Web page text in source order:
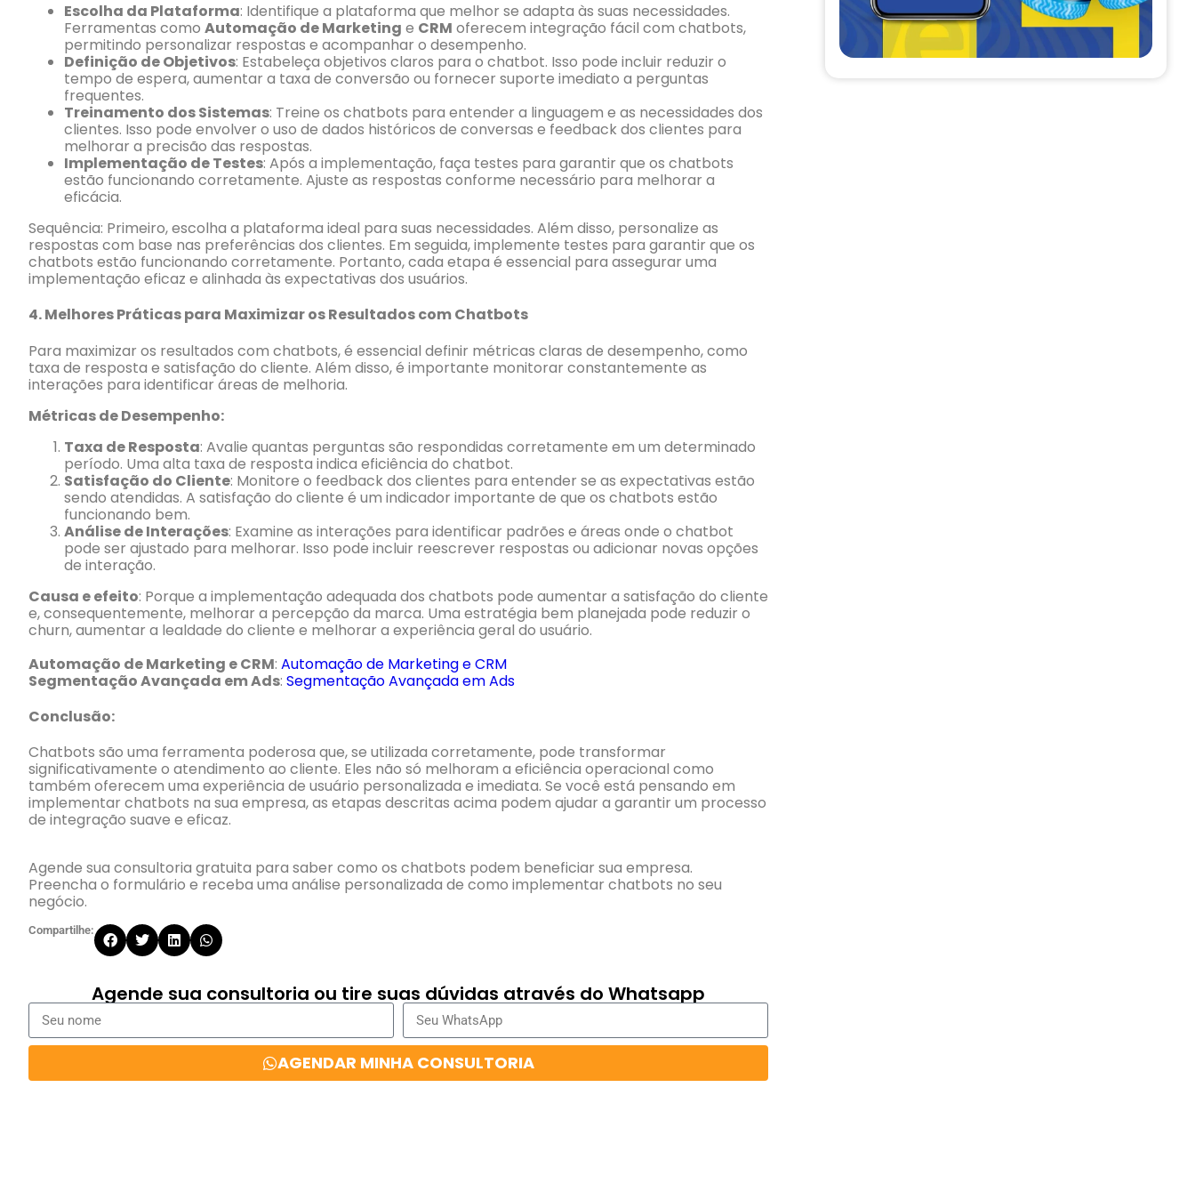
Escolha da Plataforma: Identifique a plataforma que melhor se adapta às suas necessidades.
Ferramentas como Automação de Marketing e CRM oferecem integração fácil com chatbots,
permitindo personalizar respostas e acompanhar o desempenho.
Definição de Objetivos: Estabeleça objetivos claros para o chatbot. Isso pode incluir reduzir o
tempo de espera, aumentar a taxa de conversão ou fornecer suporte imediato a perguntas
frequentes.
Treinamento dos Sistemas: Treine os chatbots para entender a linguagem e as necessidades dos
clientes. Isso pode envolver o uso de dados históricos de conversas e feedback dos clientes para
melhorar a precisão das respostas.
Implementação de Testes: Após a implementação, faça testes para garantir que os chatbots
estão funcionando corretamente. Ajuste as respostas conforme necessário para melhorar a
eficácia.
Sequência: Primeiro, escolha a plataforma ideal para suas necessidades. Além disso, personalize as
respostas com base nas preferências dos clientes. Em seguida, implemente testes para garantir que os
chatbots estão funcionando corretamente. Portanto, cada etapa é essencial para assegurar uma
implementação eficaz e alinhada às expectativas dos usuários.
4.Melhores Práticas para Maximizar os Resultados com Chatbots
Para maximizar os resultados com chatbots, é essencial definir métricas claras de desempenho, como
taxa de resposta e satisfação do cliente. Além disso, é importante monitorar constantemente as
interações para identificar áreas de melhoria.
Métricas de Desempenho:
Taxa de Resposta: Avalie quantas perguntas são respondidas corretamente em um determinado
período. Uma alta taxa de resposta indica eficiência do chatbot.
Satisfação do Cliente: Monitore o feedback dos clientes para entender se as expectativas estão
sendo atendidas. A satisfação do cliente é um indicador importante de que os chatbots estão
funcionando bem.
Análise de Interações: Examine as interações para identificar padrões e áreas onde o chatbot
pode ser ajustado para melhorar. Isso pode incluir reescrever respostas ou adicionar novas opções
de interação.
Causa e efeito: Porque a implementação adequada dos chatbots pode aumentar a satisfação do cliente
e, consequentemente, melhorar a percepção da marca. Uma estratégia bem planejada pode reduzir o
churn, aumentar a lealdade do cliente e melhorar a experiência geral do usuário.
Automação de Marketing e CRM: Automação de Marketing e CRM
Segmentação Avançada em Ads: Segmentação Avançada em Ads
Conclusão:
Chatbots são uma ferramenta poderosa que, se utilizada corretamente, pode transformar
significativamente o atendimento ao cliente. Eles não só melhoram a eficiência operacional como
também oferecem uma experiência de usuário personalizada e imediata. Se você está pensando em
implementar chatbots na sua empresa, as etapas descritas acima podem ajudar a garantir um processo
de integração suave e eficaz.
Agende sua consultoria gratuita para saber como os chatbots podem beneficiar sua empresa.
Preencha o formulário e receba uma análise personalizada de como implementar chatbots no seu
negócio.
Compartilhe:
Agende sua consultoria ou tire suas dúvidas através do Whatsapp
AGENDAR MINHA CONSULTORIA